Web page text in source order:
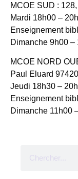
MCOE SUD :
Mardi 18h00 –
Enseignement
Dimanche 9h00 –
MCOE NORD
Paul Eluard
Jeudi 18h30 –
Enseignement
Dimanche 11h00